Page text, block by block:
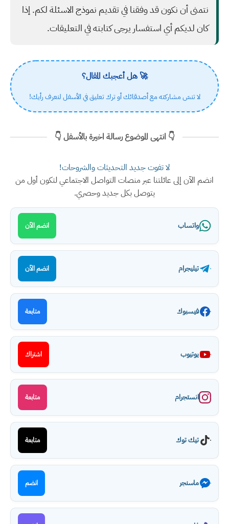
نتمنى أن نكون قد وفقنا في تقديم نموذج الاسئلة لكم. إذا
كان لديكم أي استفسار يرجى كتابته في التعليقات.
🚀 هل أعجبك المقال؟
لا تنسَ مشاركته مع أصدقائك أو ترك تعليق في الأسفل لنعرف رأيك!
👇 انتهى الموضوع رسالة اخيرة بالأسفل 👇
لا تفوت جديد التحديثات والشروحات!
انضم الآن إلى عائلتنا عبر منصات التواصل الاجتماعي لتكون أول من
يتوصل بكل جديد وحصري.
واتساب انضم الآن
تيليجرام انضم الآن
فيسبوك متابعة
يوتيوب اشتراك
انستجرام متابعة
تيك توك متابعة
ماسنجر انضم